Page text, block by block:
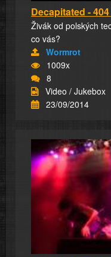
Decapitated -
Živák od polských
co vás?
Wormrot
1009x
8
Video / Jukebox
23/09/2014